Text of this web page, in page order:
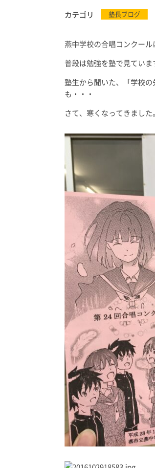
カテゴリ
塾長ブログ
燕中学校の合唱コンクール
普段は勉強を塾で見ていま
塾生から聞いた、「学校
も・・・
さて、寒くなってきました